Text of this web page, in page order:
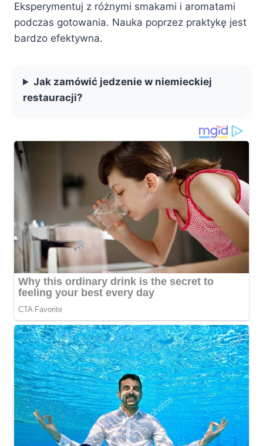
Eksperymentuj z różnymi smakami i aromatami
podczas gotowania. Nauka poprzez praktykę jest
bardzo efektywna.
Jak zamówić jedzenie w niemieckiej
restauracji?